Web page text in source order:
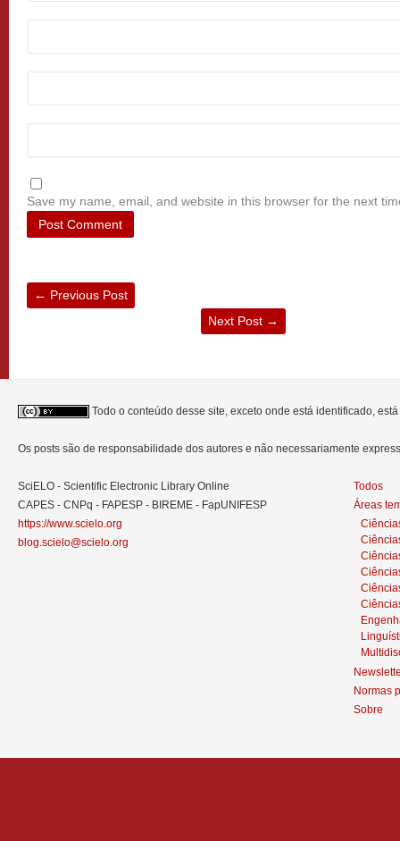
Save my name, email, and website in this browser for the next
← Previous Post
Next Post →
Todo o conteúdo desse site, exceto onde está identificado,
Os posts são de responsabilidade dos autores e não necessariamente
SciELO - Scientific Electronic Library Online
CAPES - CNPq - FAPESP - BIREME - FapUNIFESP
https://www.scielo.org
blog.scielo@scielo.org
Todos
Áreas
Normas
Sobre